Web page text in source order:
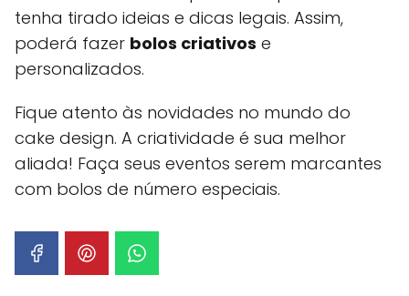
tenha tirado ideias e dicas legais. Assim,
poderá fazer bolos criativos e
personalizados.
Fique atento às novidades no mundo do
cake design. A criatividade é sua melhor
aliada! Faça seus eventos serem marcantes
com bolos de número especiais.